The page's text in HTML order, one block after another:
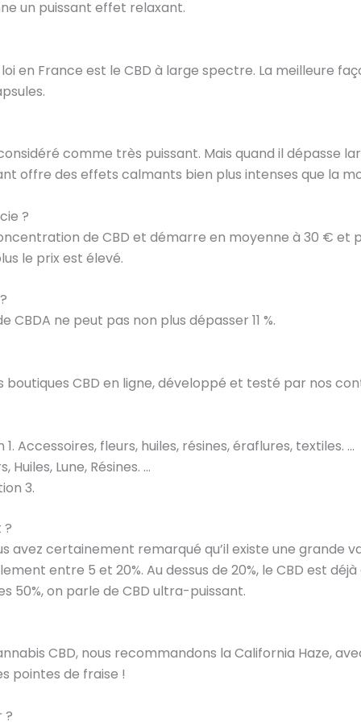
un puissant effet relaxant.
en France est le CBD à large spectre. La meilleure
comme très puissant. Mais quand il dépasse
offre des effets calmants bien plus intenses que la
?
de CBD et démarre en moyenne à 30 € et
le prix est élevé.
CBDA ne peut pas non plus dépasser 11 %.
boutiques CBD en ligne, développé et testé par nos
Accessoires, fleurs, huiles, résines, éraflures, textiles. …
Huiles, Lune, Résines. …
3.
?
avez certainement remarqué qu’il existe une grande
entre 5 et 20%. Au dessus de 20%, le CBD est
50%, on parle de CBD ultra-puissant.
CBD, nous recommandons la California Haze,
pointes de fraise !
?